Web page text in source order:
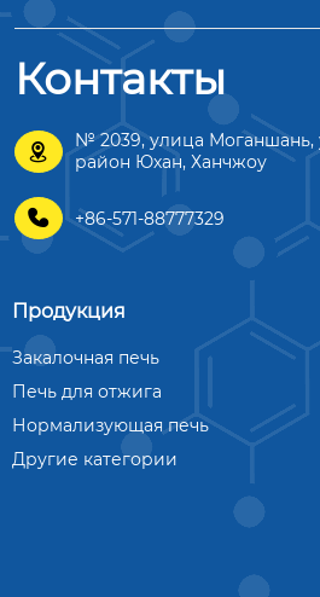
Контакты

№ 2039, улица Моганшань,
район Юхан, Ханчжоу
 +86-571-88777329
Продукция
Закалочная печь
Печь для отжига
Нормализующая печь
Другие категории